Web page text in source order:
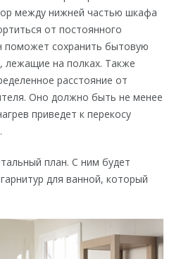
между нижней частью шкафа
от постоянного
поможет сохранить бытовую
на полках. Также
расстояние от
Оно должно быть не менее
приведет к перекосу
план. С ним будет
для ванной, который